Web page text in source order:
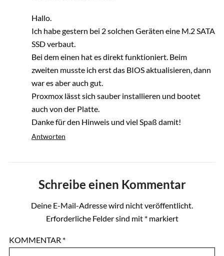
Hallo.
Ich habe gestern bei 2 solchen Geräten eine M.2 SATA
SSD verbaut.
Bei dem einen hat es direkt funktioniert. Beim
zweiten musste ich erst das BIOS aktualisieren, dann
war es aber auch gut.
Proxmox lässt sich sauber installieren und bootet
auch von der Platte.
Danke für den Hinweis und viel Spaß damit!
Antworten
Schreibe einen Kommentar
Deine E-Mail-Adresse wird nicht veröffentlicht.
Erforderliche Felder sind mit *markiert
KOMMENTAR *